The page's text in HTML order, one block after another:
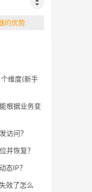
的优势
维度(新手
根据业务变
访问？
并恢复？
态IP？
效了怎么